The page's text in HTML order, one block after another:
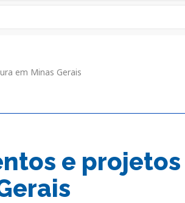
em Minas Gerais
e